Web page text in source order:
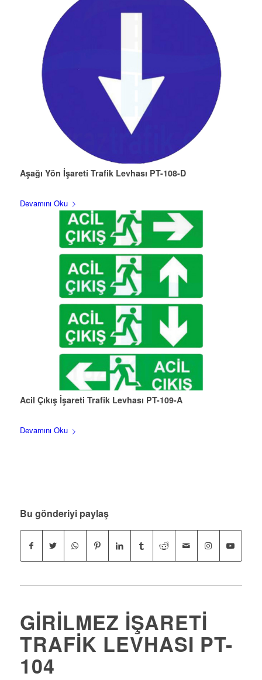
Aşağı Yön İşareti Trafik Levhası PT-108-D
Devamını Oku
Acil Çıkış İşareti Trafik Levhası PT-109-A
Devamını Oku
Bu gönderiyi paylaş
GIRILMEZ İŞARETI
TRAFIK LEVHASI PT-
104